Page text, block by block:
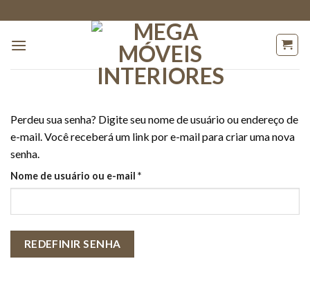
to
content
Perdeu sua senha? Digite seu nome de usuário ou endereço de
e-mail. Você receberá um link por e-mail para criar uma nova
senha.
Nome de usuário ou e-mail *Obrigatório
REDEFINIR SENHA